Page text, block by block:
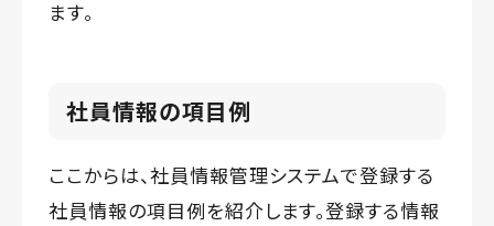
ます。
社員情報の項目例
ここからは、社員情報管理システムで登録する
社員情報の項目例を紹介します。登録する情報